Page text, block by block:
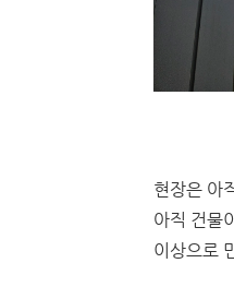
현장은 아
아직 건물
이상으로